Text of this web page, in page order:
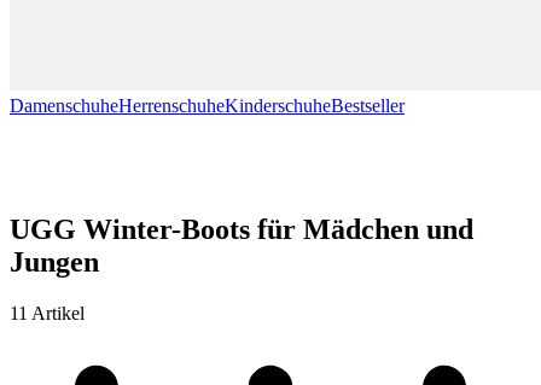
DamenschuheHerrenschuheKinderschuheBestseller
UGG Winter-Boots für Mädchen und
Jungen
11 Artikel